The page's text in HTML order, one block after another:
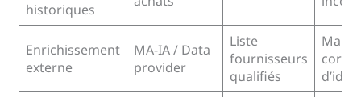
historiques
Enrichissement
externe
MA-IA / Data
provider
Liste
fournisseurs
qualifiés